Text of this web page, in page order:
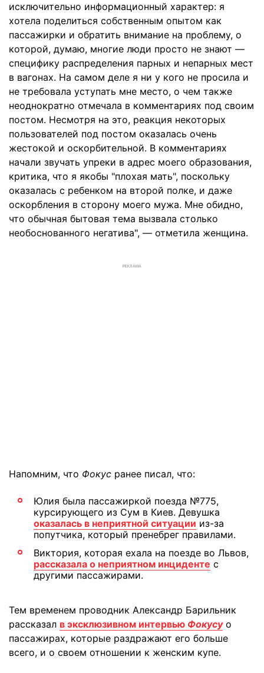
исключительно информационный характер: я
хотела поделиться собственным опытом как
пассажирки и обратить внимание на проблему, о
которой, думаю, многие люди просто не знают —
специфику распределения парных и непарных мест
в вагонах. На самом деле я ни у кого не просила и
не требовала уступать мне место, о чем также
неоднократно отмечала в комментариях под своим
постом. Несмотря на это, реакция некоторых
пользователей под постом оказалась очень
жестокой и оскорбительной. В комментариях
начали звучать упреки в адрес моего образования,
критика, что я якобы "плохая мать", поскольку
оказалась с ребенком на второй полке, и даже
оскорбления в сторону моего мужа. Мне обидно,
что обычная бытовая тема вызвала столько
необоснованного негатива", — отметила женщина.
РЕКЛАМА
Напомним, что Фокус ранее писал, что:
Юлия была пассажиркой поезда №775,
курсирующего из Сум в Киев. Девушка
оказалась в неприятной ситуации из-за
попутчика, который пренебрег правилами.
Виктория, которая ехала на поезде во Львов,
рассказала о неприятном инциденте с
другими пассажирами.
Тем временем проводник Александр Барильник
рассказал в эксклюзивном интервью Фокусуо
пассажирах, которые раздражают его больше
всего, и о своем отношении к женским купе.